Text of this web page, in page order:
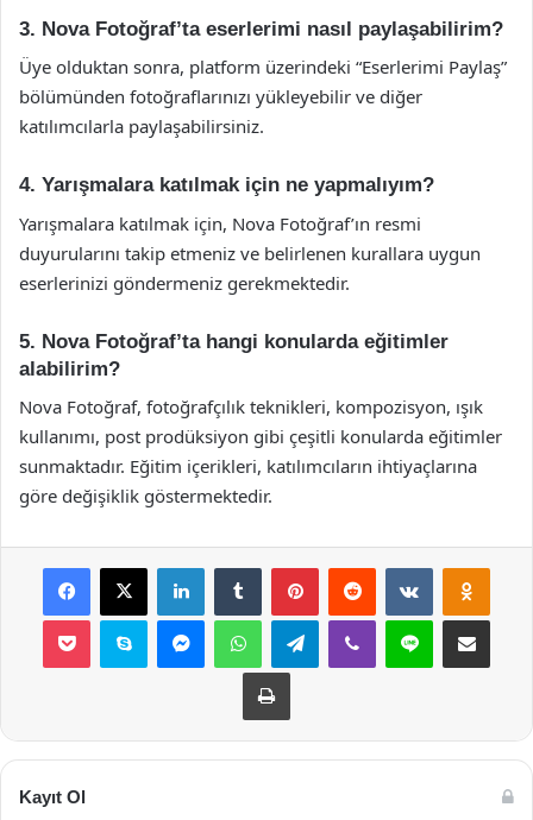
3. Nova Fotoğraf’ta eserlerimi nasıl paylaşabilirim?
Üye olduktan sonra, platform üzerindeki “Eserlerimi Paylaş”
bölümünden fotoğraflarınızı yükleyebilir ve diğer
katılımcılarla paylaşabilirsiniz.
4. Yarışmalara katılmak için ne yapmalıyım?
Yarışmalara katılmak için, Nova Fotoğraf’ın resmi
duyurularını takip etmeniz ve belirlenen kurallara uygun
eserlerinizi göndermeniz gerekmektedir.
5. Nova Fotoğraf’ta hangi konularda eğitimler
alabilirim?
Nova Fotoğraf, fotoğrafçılık teknikleri, kompozisyon, ışık
kullanımı, post prodüksiyon gibi çeşitli konularda eğitimler
sunmaktadır. Eğitim içerikleri, katılımcıların ihtiyaçlarına
göre değişiklik göstermektedir.
Facebook
X LinkedInTumblr PinterestReddit VKontakte
Pocket Skype MessengerWhatsAppTelegramViber Line E-Posta ile
Yazdır
Kayıt Ol